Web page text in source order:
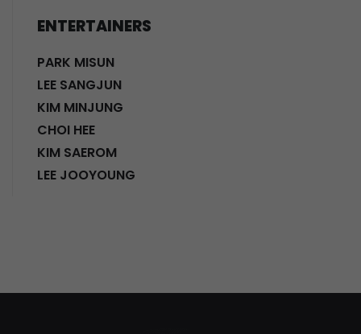
ENTERTAINERS
PARK MISUN
LEE SANGJUN
KIM MINJUNG
CHOI HEE
KIM SAEROM
LEE JOOYOUNG